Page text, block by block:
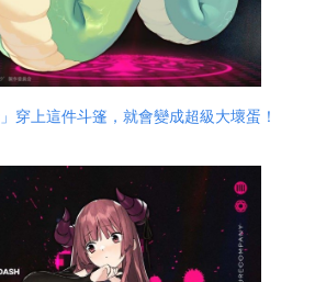
穿上這件斗篷，就會變成超級大壞蛋！